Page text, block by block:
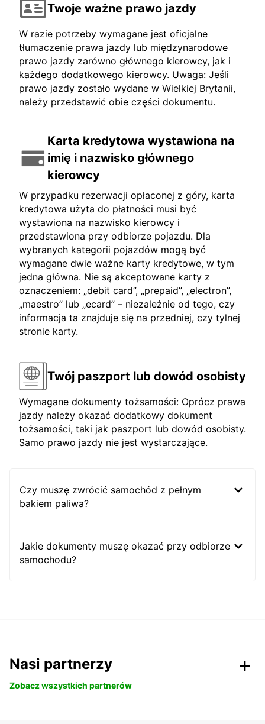
Twoje ważne prawo jazdy
W razie potrzeby wymagane jest oficjalne
tłumaczenie prawa jazdy lub międzynarodowe
prawo jazdy zarówno głównego kierowcy, jak i
każdego dodatkowego kierowcy. Uwaga: Jeśli
prawo jazdy zostało wydane w Wielkiej Brytanii,
należy przedstawić obie części dokumentu.
Karta kredytowa wystawiona na
imię i nazwisko głównego
kierowcy
W przypadku rezerwacji opłaconej z góry, karta
kredytowa użyta do płatności musi być
wystawiona na nazwisko kierowcy i
przedstawiona przy odbiorze pojazdu. Dla
wybranych kategorii pojazdów mogą być
wymagane dwie ważne karty kredytowe, w tym
jedna główna. Nie są akceptowane karty z
oznaczeniem: „debit card”, „prepaid”, „electron”,
„maestro” lub „ecard” – niezależnie od tego, czy
informacja ta znajduje się na przedniej, czy tylnej
stronie karty.
Twój paszport lub dowód osobisty
Wymagane dokumenty tożsamości: Oprócz prawa
jazdy należy okazać dodatkowy dokument
tożsamości, taki jak paszport lub dowód osobisty.
Samo prawo jazdy nie jest wystarczające.
Czy muszę zwrócić samochód z pełnym
bakiem paliwa?
Jakie dokumenty muszę okazać przy odbiorze
samochodu?
Nasi partnerzy
Zobacz wszystkich partnerów